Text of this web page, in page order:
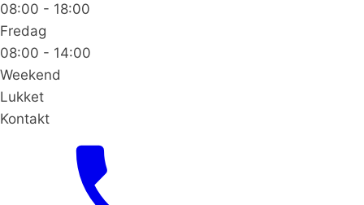
08:00 - 18:00
Fredag
08:00 - 14:00
Weekend
Lukket
Kontakt